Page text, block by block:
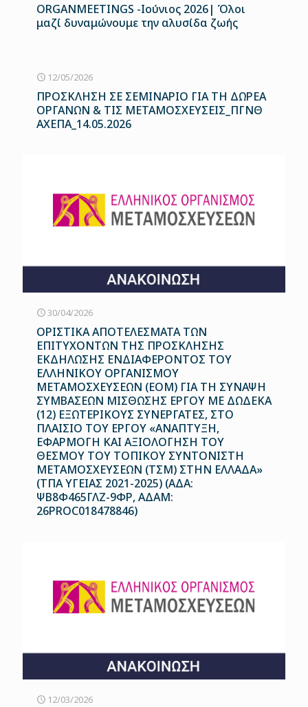
ORGANMEETINGS -Ιούνιος 2026| Όλοι
μαζί δυναμώνουμε την αλυσίδα ζωής
12/05/2026
ΠΡΟΣΚΛΗΣΗ ΣΕ ΣΕΜΙΝΑΡΙΟ ΓΙΑ ΤΗ ΔΩΡΕΑ
ΟΡΓΑΝΩΝ & ΤΙΣ ΜΕΤΑΜΟΣΧΕΥΣΕΙΣ_ΠΓΝΘ
ΑΧΕΠΑ_14.05.2026
30/04/2026
ΟΡΙΣΤΙΚΑ ΑΠΟΤΕΛΕΣΜΑΤΑ ΤΩΝ
ΕΠΙΤΥΧΟΝΤΩΝ ΤΗΣ ΠΡΟΣΚΛΗΣΗΣ
ΕΚΔΗΛΩΣΗΣ ΕΝΔΙΑΦΕΡΟΝΤΟΣ ΤΟΥ
ΕΛΛΗΝΙΚΟΥ ΟΡΓΑΝΙΣΜΟΥ
ΜΕΤΑΜΟΣΧΕΥΣΕΩΝ (ΕΟΜ) ΓΙΑ ΤΗ ΣΥΝΑΨΗ
ΣΥΜΒΑΣΕΩΝ ΜΙΣΘΩΣΗΣ ΕΡΓΟΥ ΜΕ ΔΩΔΕΚΑ
(12) ΕΞΩΤΕΡΙΚΟΥΣ ΣΥΝΕΡΓΑΤΕΣ, ΣΤΟ
ΠΛΑΙΣΙΟ ΤΟΥ ΕΡΓΟΥ «ΑΝΑΠΤΥΞΗ,
ΕΦΑΡΜΟΓΗ ΚΑΙ ΑΞΙΟΛΟΓΗΣΗ ΤΟΥ
ΘΕΣΜΟΥ ΤΟΥ ΤΟΠΙΚΟΥ ΣΥΝΤΟΝΙΣΤΗ
ΜΕΤΑΜΟΣΧΕΥΣΕΩΝ (ΤΣΜ) ΣΤΗΝ ΕΛΛΑΔΑ»
(ΤΠΑ ΥΓΕΙΑΣ 2021-2025) (ΑΔΑ:
ΨΒ8Φ465ΓΛΖ-9ΦΡ, ΑΔΑΜ:
26PROC018478846)
12/03/2026